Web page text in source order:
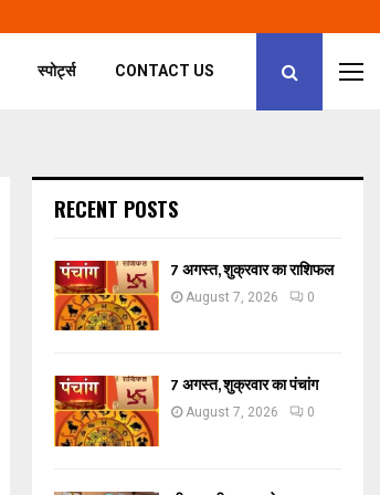
स्पोर्ट्स CONTACT US
RECENT POSTS
7 अगस्त, शुक्रवार का राशिफल
August 7, 2026 0
7 अगस्त, शुक्रवार का पंचांग
August 7, 2026 0